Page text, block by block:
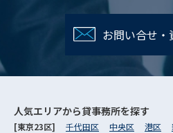
お問い合せ・
人気エリアから貸事務所を探す
[東京23区] 千代田区 中央区 港区